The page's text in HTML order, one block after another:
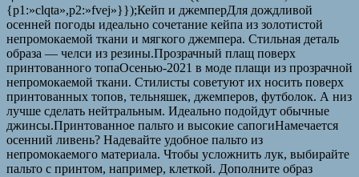
{p1:»clqta»,p2:»fvej»}});Кейп и джемперДля дождливой
осенней погоды идеально сочетание кейпа из золотистой
непромокаемой ткани и мягкого джемпера. Стильная деталь
образа — челси из резины.Прозрачный плащ поверх
принтованного топаОсенью-2021 в моде плащи из прозрачной
непромокаемой ткани. Стилисты советуют их носить поверх
принтованных топов, тельняшек, джемперов, футболок. А низ
лучше сделать нейтральным. Идеально подойдут обычные
джинсы.Принтованное пальто и высокие сапогиНамечается
осенний ливень? Надевайте удобное пальто из
непромокаемого материала. Чтобы усложнить лук, выбирайте
пальто с принтом, например, клеткой. Дополните образ